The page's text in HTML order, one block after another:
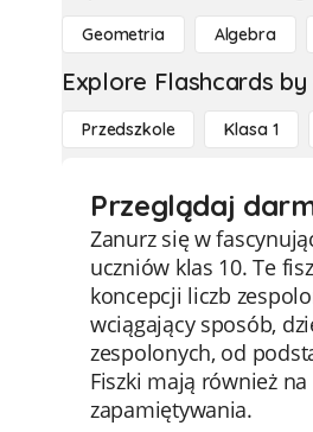
Geometria Algebra
Explore Flashcards by
Przedszkole Klasa 1
Przeglądaj
Zanurz się w
uczniów klas 10. Te
koncepcji liczb
wciągający sposób,
zespolonych, od
Fiszki mają również
zapamiętywania.